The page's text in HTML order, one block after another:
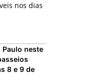
nos dias
e
Paulo neste
8 e 9 de